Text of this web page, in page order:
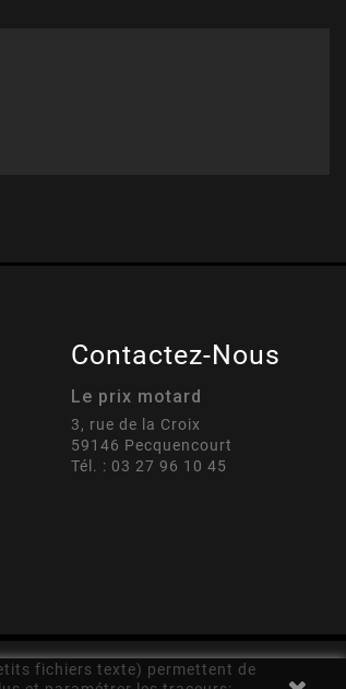
fichiers texte) permettent de
Contactez-Nous
Le prix motard
3, rue de la Croix
59146 Pecquencourt
Tél. : 03 27 96 10 45